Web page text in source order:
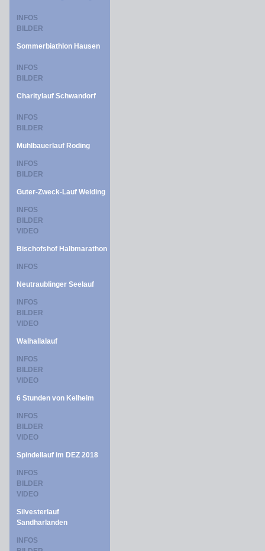
INFOS
BILDER
Sommerbiathlon Hausen
INFOS
BILDER
Charitylauf Schwandorf
INFOS
BILDER
Mühlbauerlauf Roding
INFOS
BILDER
Guter-Zweck-Lauf Weiding
INFOS
BILDER
VIDEO
Bischofshof Halbmarathon
INFOS
Neutraublinger Seelauf
INFOS
BILDER
VIDEO
Walhallalauf
INFOS
BILDER
VIDEO
6 Stunden von Kelheim
INFOS
BILDER
VIDEO
Spindellauf im DEZ 2018
INFOS
BILDER
VIDEO
Silvesterlauf
Sandharlanden
INFOS